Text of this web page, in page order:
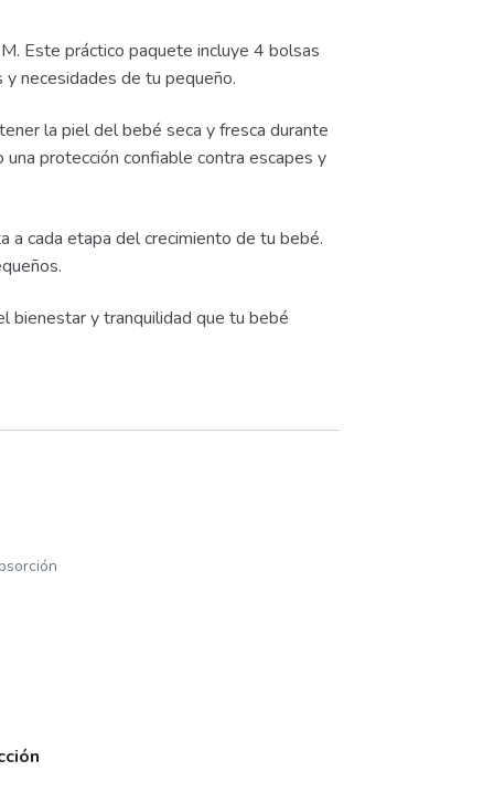
Este práctico paquete incluye 4 bolsas
necesidades de tu pequeño.
la piel del bebé seca y fresca durante
protección confiable contra escapes y
a cada etapa del crecimiento de tu bebé.
bienestar y tranquilidad que tu bebé